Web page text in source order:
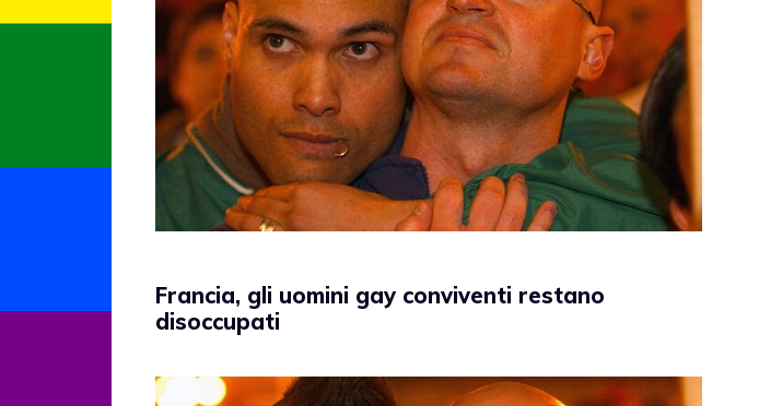
Francia, gli uomini gay conviventi restano
disoccupati